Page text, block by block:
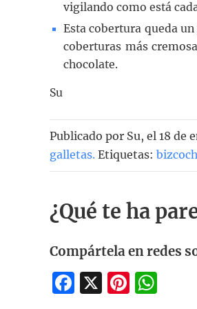
vigilando como está
Esta cobertura queda
coberturas más
chocolate.
Su
Publicado por Su, el 18 de
galletas. Etiquetas:
¿Qué te ha
Compártela en redes
Facebook
X